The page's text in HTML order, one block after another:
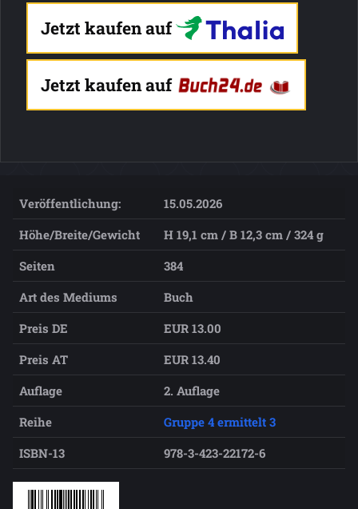
Jetzt kaufen auf
Jetzt kaufen auf
Veröffentlichung:
15.05.2026
Höhe/Breite/Gewicht
H 19,1 cm / B 12,3 cm / 324 g
Seiten
384
Art des Mediums
Buch
Preis DE
EUR 13.00
Preis AT
EUR 13.40
Auflage
2. Auflage
Reihe
Gruppe 4 ermittelt 3
ISBN-13
978-3-423-22172-6